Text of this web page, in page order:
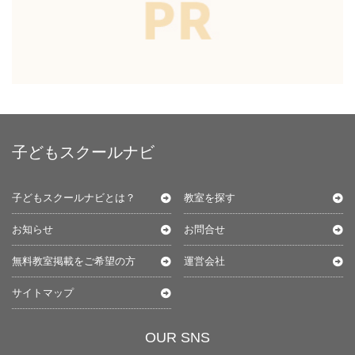
子どもスクールナビ
子どもスクールナビとは？ 教室を探す
お知らせ お問合せ
無料教室掲載をご希望の方 運営会社
サイトマップ
OUR SNS